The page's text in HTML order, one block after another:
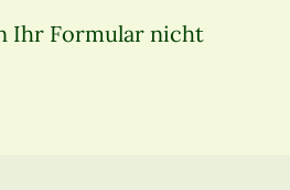
Ihr Formular nicht